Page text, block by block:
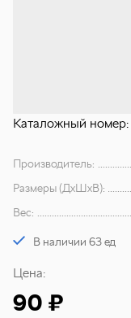
Каталожный номер:
Производитель:
Размеры (ДхШхВ):
Вес:
В наличии 63 ед
Цена:
90 ₽